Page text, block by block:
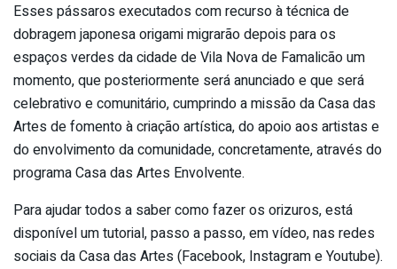
Esses pássaros executados com recurso à técnica de
dobragem japonesa origami migrarão depois para os
espaços verdes da cidade de Vila Nova de Famalicão um
momento, que posteriormente será anunciado e que será
celebrativo e comunitário, cumprindo a missão da Casa das
Artes de fomento à criação artística, do apoio aos artistas e
do envolvimento da comunidade, concretamente, através do
programa Casa das Artes Envolvente.
Para ajudar todos a saber como fazer os orizuros, está
disponível um tutorial, passo a passo, em vídeo, nas redes
sociais da Casa das Artes (Facebook, Instagram e Youtube).